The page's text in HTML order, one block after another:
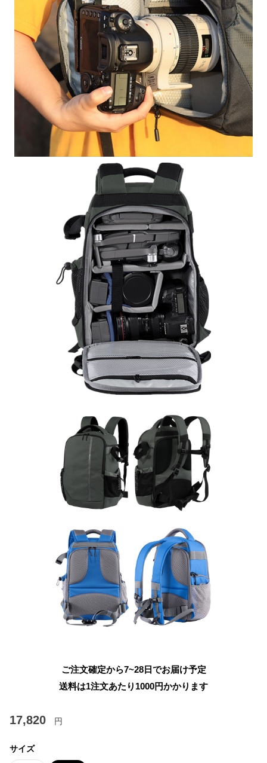
ご注文確定から7~28日でお届け予定
送料は1注文あたり 1000円かかります
17,820 円
サイズ